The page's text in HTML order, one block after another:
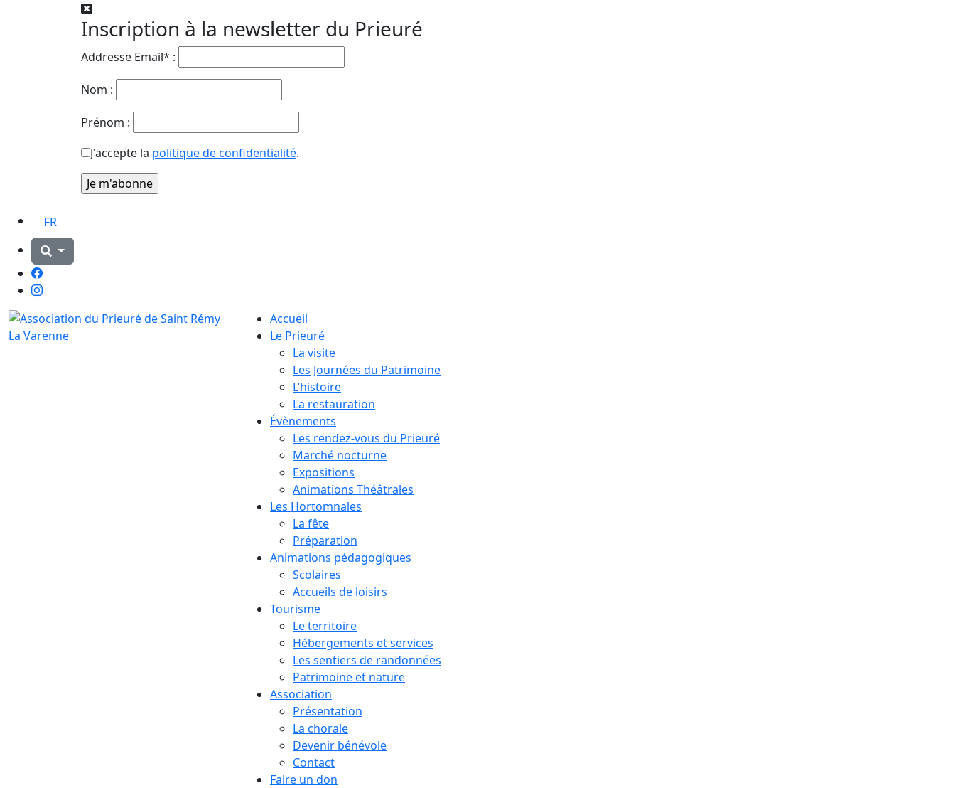
Inscription à la newsletter du Prieuré
Addresse Email* :
Nom :
Prénom :
J'accepte la politique de confidentialité.
FR
Facebook
Instagram
Accueil
Le Prieuré
La visite
Les Journées du Patrimoine
L’histoire
La restauration
Évènements
Les rendez-vous du Prieuré
Marché nocturne
Expositions
Animations Théâtrales
Les Hortomnales
La fête
Préparation
Animations pédagogiques
Scolaires
Accueils de loisirs
Tourisme
Le territoire
Hébergements et services
Les sentiers de randonnées
Patrimoine et nature
Association
Présentation
La chorale
Devenir bénévole
Contact
Faire un don